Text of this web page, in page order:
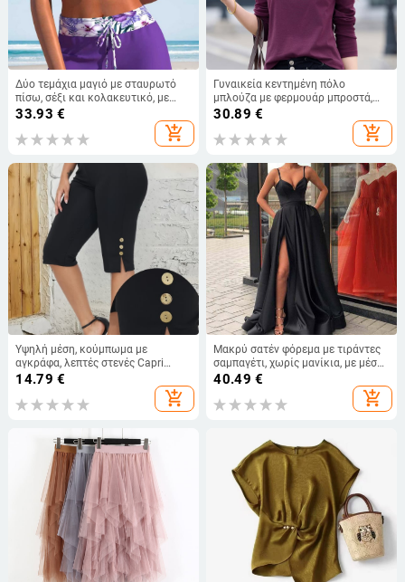
Δύο τεμάχια μαγιό με σταυρωτό
πίσω, σέξι και κολακευτικό, με
επένδυση στο στήθος, χωρίς
33.93 €
add_shopping_cart
Γυναικεία κεντημένη πόλο
μπλούζα με φερμουάρ μπροστά,
μακριά μανίκια, βαμβάκι-σπάντεξ,
30.89 €
add_shopping_cart
Υψηλή μέση, κούμπωμα με
αγκράφα, λεπτές στενές Capri
leggings, μονόχρωμες
14.79 €
add_shopping_cart
Μακρύ σατέν φόρεμα με τιράντες
σαμπαγέτι, χωρίς μανίκια, με μέση
στη μέση και μικρή ουρά
40.49 €
add_shopping_cart